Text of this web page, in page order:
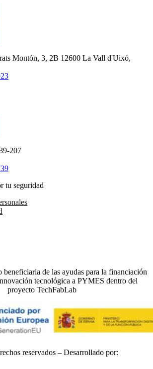
Montón, 3, 2B 12600 La Vall d'Uixó,
207
tu seguridad
beneficiaria de las ayudas para la financiación
tecnológica a PYMES dentro del
proyecto TechFabLab
reservados – Desarrollado por: